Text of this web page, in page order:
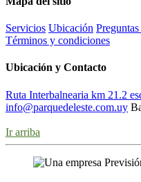
Servicios Ubicación
Términos y condiciones
Ubicación y Contacto
Ruta Interbalnearia km 21.2
info@parquedeleste.com.uy
Ir arriba